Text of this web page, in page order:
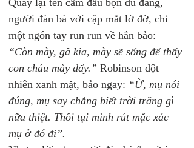
Quay lại tên cầm đầu bọn du đãng,
người đàn bà với cặp mắt lờ đờ, chỉ
một ngón tay run run về hắn bảo:
“Còn mày, gã kia, mày sẽ sống để thấy
con cháu mày đấy.” Robinson đột
nhiên xanh mặt, bảo ngay: “Ừ, mụ nói
đúng, mụ say chẳng biết trời trăng gì
nữa thiệt. Thôi tụi mình rút mặc xác
mụ ở đó đi”.